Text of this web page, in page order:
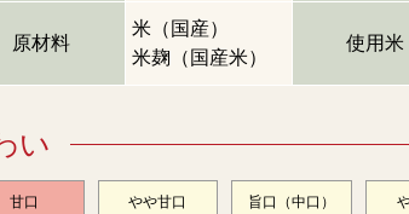
原材料
米（国産）
米麹（国産米）
使用米
い
甘口 やや甘口 旨口（中口）